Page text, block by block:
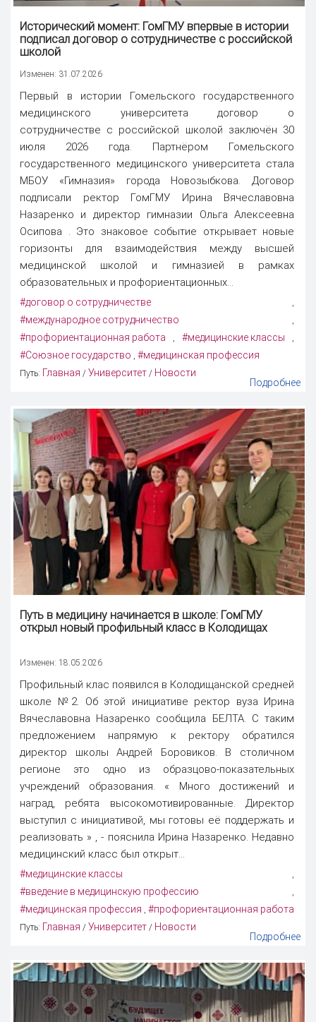
Исторический момент: ГомГМУ впервые в истории
подписал договор о сотрудничестве с российской
школой
Изменен: 31.07.2026
Первый в истории Гомельского государственного
медицинского университета договор о
сотрудничестве с российской школой заключён 30
июля 2026 года. Партнёром Гомельского
государственного медицинского университета стала
МБОУ «Гимназия» города Новозыбкова. Договор
подписали ректор ГомГМУ Ирина Вячеславовна
Назаренко и директор гимназии Ольга Алексеевна
Осипова . Это знаковое событие открывает новые
горизонты для взаимодействия между высшей
медицинской школой и гимназией в рамках
образовательных и профориентационных...
#договор о сотрудничестве
#международное сотрудничество
#профориентационная работа #медицинские классы
#Союзное государство #медицинская профессия
Путь: Главная / Университет / Новости
Подробнее
Путь в медицину начинается в школе: ГомГМУ
открыл новый профильный класс в Колодищах
Изменен: 18.05.2026
Профильный клас появился в Колодищанской средней
школе №2. Об этой инициативе ректор вуза Ирина
Вячеславовна Назаренко сообщила БЕЛТА. С таким
предложением напрямую к ректору обратился
директор школы Андрей Боровиков. В столичном
регионе это одно из образцово-показательных
учреждений образования. « Много достижений и
наград, ребята высокомотивированные. Директор
выступил с инициативой, мы готовы её поддержать и
реализовать » , - пояснила Ирина Назаренко. Недавно
медицинский класс был открыт...
#медицинские классы ,
#введение в медицинскую профессию ,
#медицинская профессия , #профориентационная работа
Путь: Главная / Университет / Новости
Подробнее